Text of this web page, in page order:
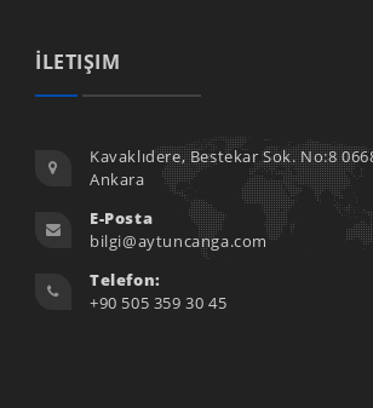
İLETIŞIM
Kavaklıdere, Bestekar Sok. No:8
Ankara
E-Posta
bilgi@aytuncanga.com
Telefon:
+90 505 359 30 45